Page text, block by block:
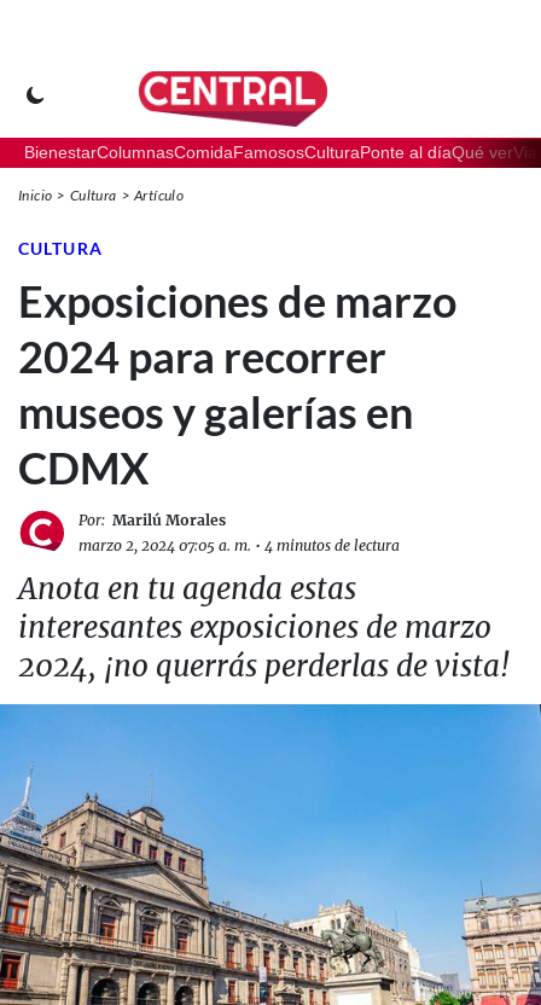
BienestarColumnasComidaFamososCulturaPonte al díaQué ver
Inicio Cultura Artículo
CULTURA
Exposiciones de marzo
2024 para recorrer
museos y galerías en
CDMX
Por: Marilú Morales
marzo 2, 2024 07:05 a. m. • 4 minutos de lectura
Anota en tu agenda estas
interesantes exposiciones de marzo
2024, ¡no querrás perderlas de vista!